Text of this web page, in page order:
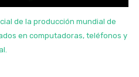
de la producción mundial de
en computadoras, teléfonos y